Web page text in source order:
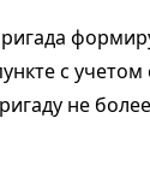
с
не